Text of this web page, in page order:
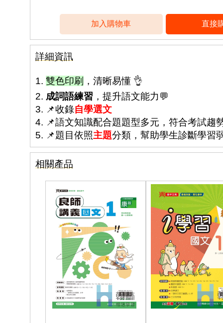
詳細資訊
1. 雙色印刷 ，清晰易懂 👌
2. 成詞語練習 ，提升語文能力💬
3. 📌收錄自學選文
4. 📌語文知識配合題題型多元，符合考試趨
5. 📌題目依照主題分類，幫助學生診斷學習
相關產品